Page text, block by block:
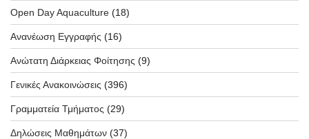
Open Day Aquaculture (18)
Ανανέωση Εγγραφής (16)
Ανώτατη Διάρκειας Φοίτησης (9)
Γενικές Ανακοινώσεις (396)
Γραμματεία Τμήματος (29)
Δηλώσεις Μαθημάτων (37)